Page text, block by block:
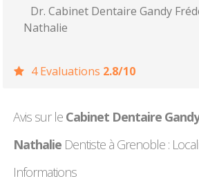
Dr. Cabinet Dentaire Gandy
Nathalie
4 Evaluations 2.8/10
Avis sur le Cabinet Dentaire
Nathalie Dentiste à Grenoble :
Informations